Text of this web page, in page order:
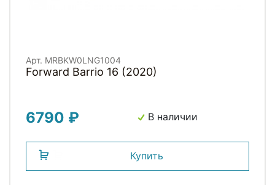
Арт. MRBKW0LNG1004
Forward Barrio 16 (2020)
6790 ₽ В наличии
Купить